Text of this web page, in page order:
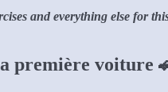
and everything else for
première voiture